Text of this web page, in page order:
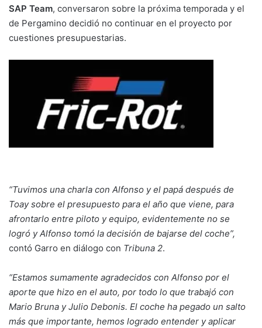
SAP Team, conversaron sobre la próxima temporada y el
de Pergamino decidió no continuar en el proyecto por
cuestiones presupuestarias.
“Tuvimos una charla con Alfonso y el papá después de
Toay sobre el presupuesto para el año que viene, para
afrontarlo entre piloto y equipo, evidentemente no se
logró y Alfonso tomó la decisión de bajarse del coche”,
contó Garro en diálogo con Tribuna 2.
“Estamos sumamente agradecidos con Alfonso por el
aporte que hizo en el auto, por todo lo que trabajó con
Mario Bruna y Julio Debonis. El coche ha pegado un salto
más que importante, hemos logrado entender y aplicar